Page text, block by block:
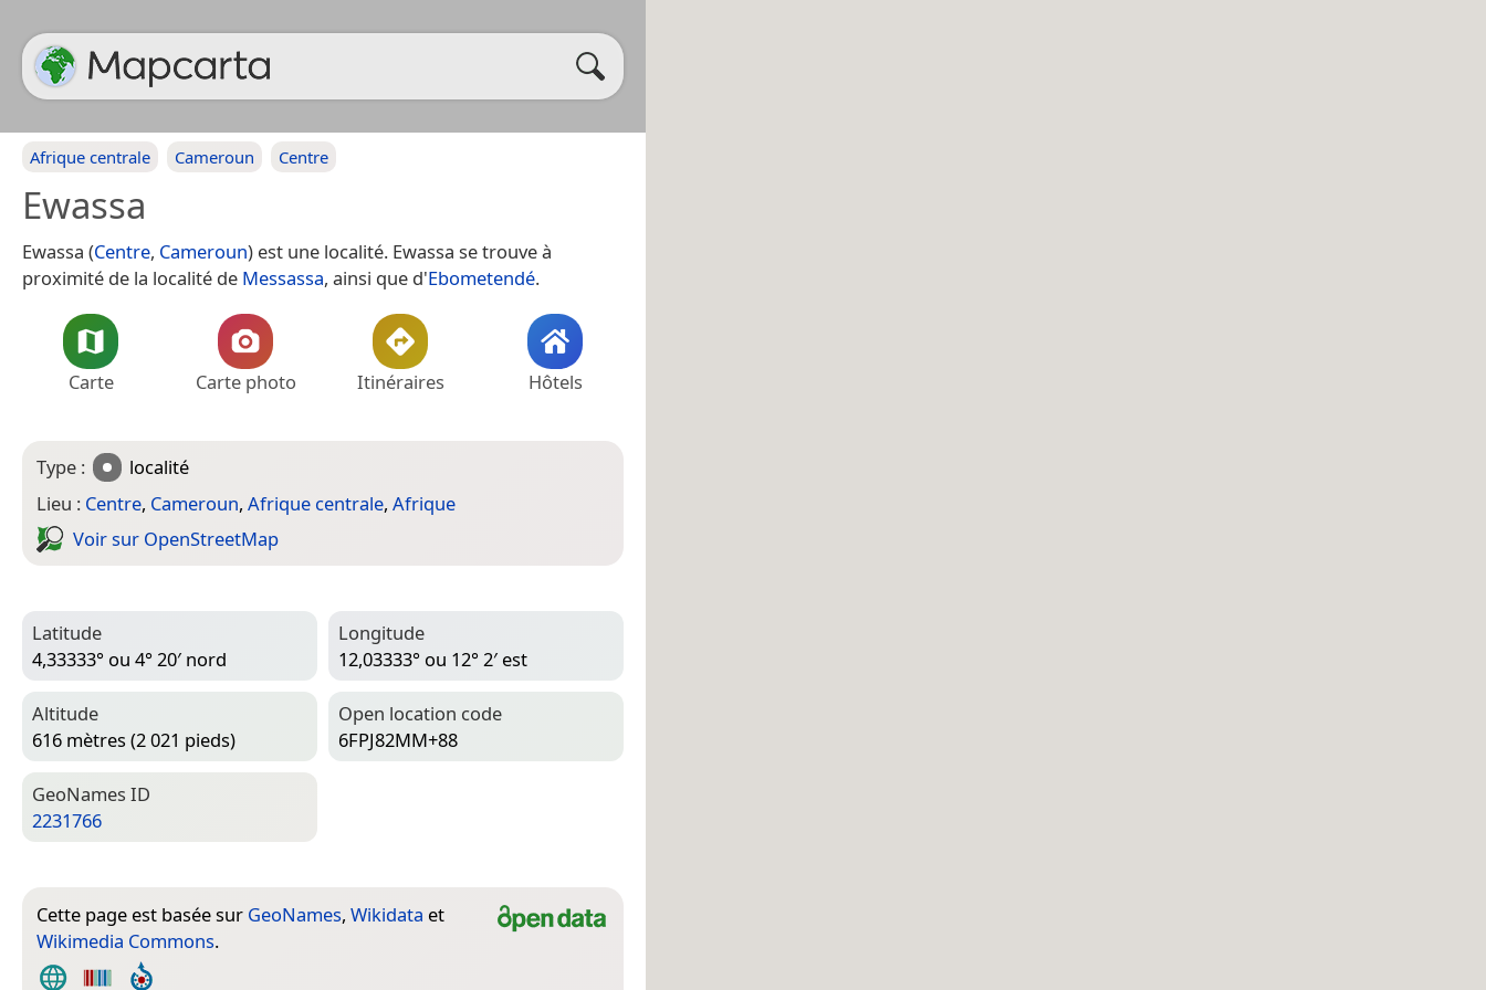
Afrique centrale Cameroun Centre
Ewassa
Ewassa (Centre, Cameroun) est une localité. Ewassa se trouve à
proximité de la localité de Messassa, ainsi que d'Ebometendé.
Carte Carte photo Itinéraires Hôtels
Type :
localité
Lieu : Centre, Cameroun, Afrique centrale, Afrique
Voir sur Open­Street­Map
Latitude
4,33333° ou 4° 20′ nord
Longitude
12,03333° ou 12° 2′ est
Altitude
616 mètres (2 021 pieds)
Open location code
6FPJ82MM+88
Geo­Names ID
2231766
Cette page est basée sur GeoNames, Wikidata et
Wikimedia Commons.